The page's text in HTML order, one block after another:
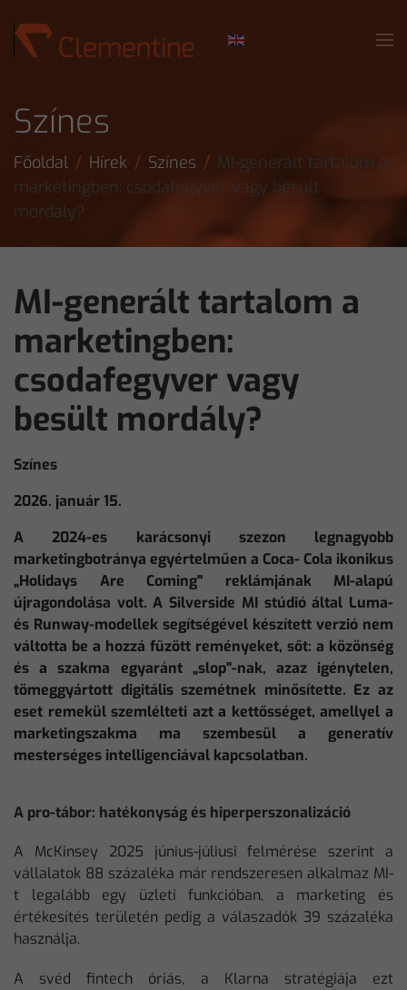
Skip to main content
Színes
Főoldal Hírek Színes
MI-generált tartalom a
marketingben: csodafegyver vagy besült
mordály?
MI-generált tartalom a
marketingben:
csodafegyver vagy
besült mordály?
Színes
2026. január 15.
A 2024-es karácsonyi szezon legnagyobb
marketingbotránya egyértelműen a Coca- Cola ikonikus
„Holidays Are Coming" reklámjának MI-alapú
újragondolása volt. A Silverside MI stúdió által Luma-
és Runway-modellek segítségével készített verzió nem
váltotta be a hozzá fűzött reményeket, sőt: a közönség
és a szakma egyaránt „slop"-nak, azaz igénytelen,
tömeggyártott digitális szemétnek minősítette. Ez az
eset remekül szemlélteti azt a kettősséget, amellyel a
marketingszakma ma szembesül a generatív
mesterséges intelligenciával kapcsolatban.
A pro-tábor: hatékonyság és hiperperszonalizáció
A McKinsey 2025 június-júliusi felmérése szerint a
vállalatok 88 százaléka már rendszeresen alkalmaz MI-
t legalább egy üzleti funkcióban, a marketing és
értékesítés területén pedig a válaszadók 39 százaléka
használja.
A svéd fintech óriás, a Klarna stratégiája ezt